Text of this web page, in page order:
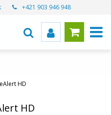
+421 903 946 948
HD
HD